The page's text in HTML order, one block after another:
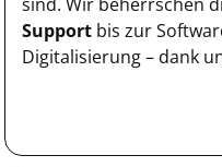
Support bis zur
Digitalisierung – dank